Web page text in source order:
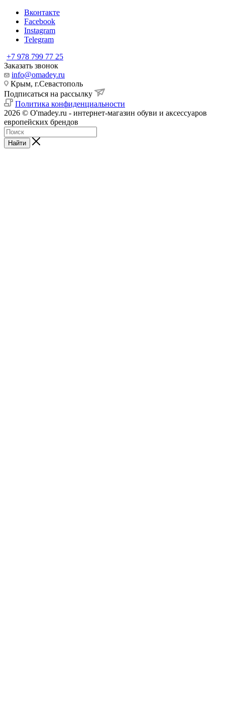
Вконтакте
Facebook
Instagram
Telegram
+7 978 799 77 25
Заказать звонок
info@omadey.ru
Крым, г.Севастополь
Подписаться на рассылку
Политика конфиденциальности
2026 © O'madey.ru - интернет-магазин обуви и аксессуаров
европейских брендов
Найти